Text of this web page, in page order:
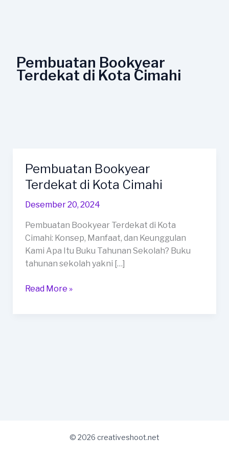
Pembuatan Bookyear
Terdekat di Kota Cimahi
Pembuatan Bookyear
Terdekat di Kota Cimahi
Desember 20, 2024
Pembuatan Bookyear Terdekat di Kota
Cimahi: Konsep, Manfaat, dan Keunggulan
Kami Apa Itu Buku Tahunan Sekolah? Buku
tahunan sekolah yakni […]
Pembuatan
Bookyear
Terdekat
di
Cimahi
Read More »
© 2026 creativeshoot.net